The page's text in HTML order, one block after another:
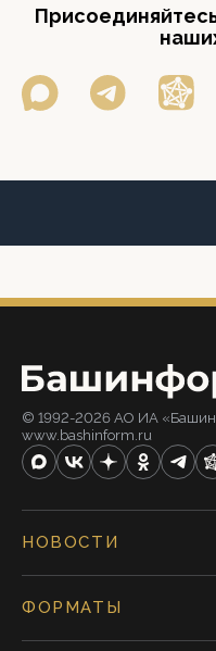
© 1992-2026 АО ИА
www.bashinform.ru
НОВОСТИ
ФОРМАТЫ